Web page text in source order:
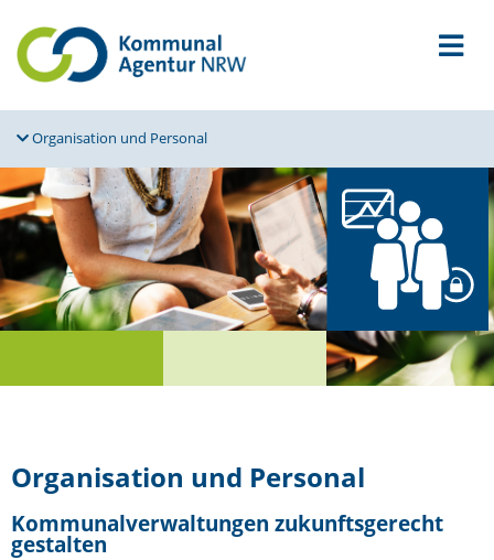
Organi­sation und Personal
Organi­sation und Personal
Kommu­nal­ver­wal­tungen zukunfts­ge­recht
gestalten